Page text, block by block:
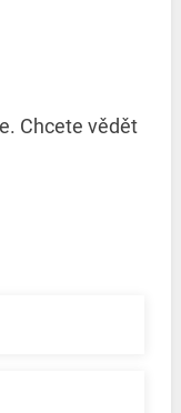
Chcete vědět